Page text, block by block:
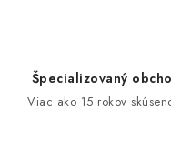
Špecializovaný
Viac ako 15 rokov